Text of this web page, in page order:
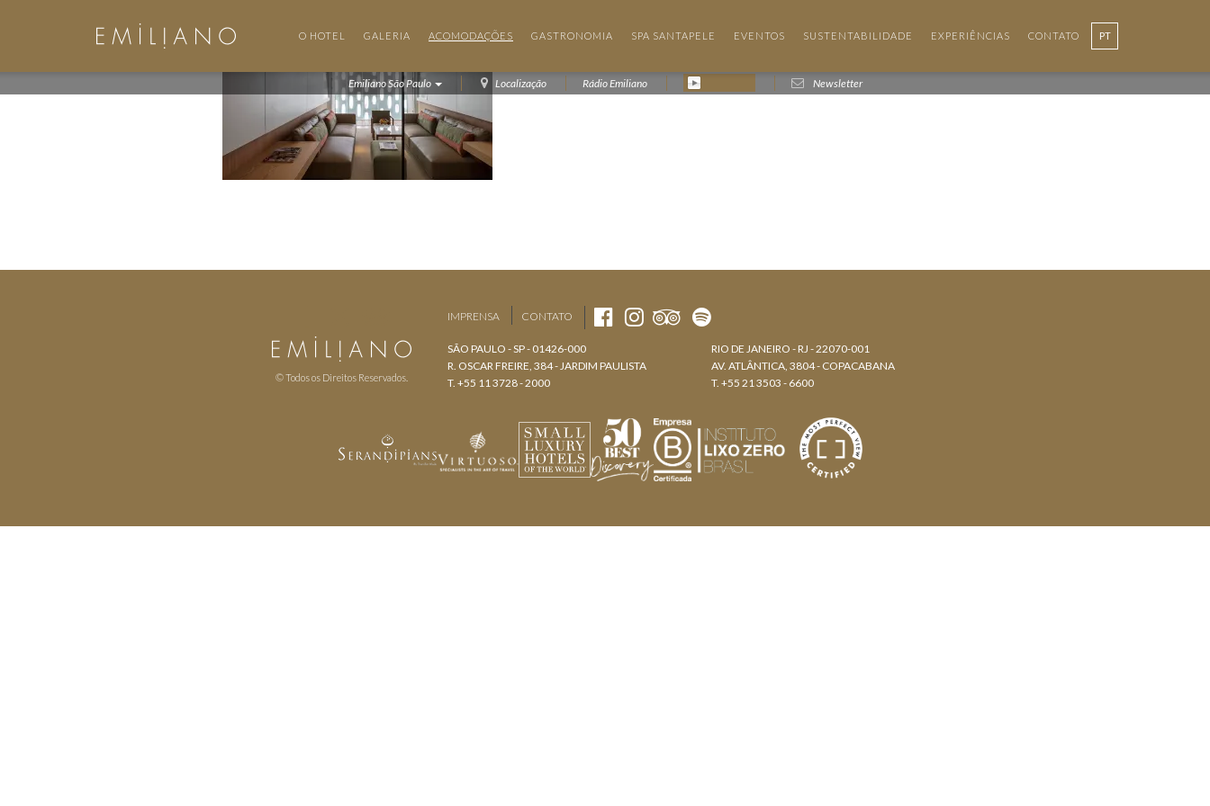
O HOTEL GALERIA ACOMODAÇÕES GASTRONOMIA SPA SANTAPELE EVENTOS SUSTENTABILIDADE EXPERIÊNCIAS CONTATO PT
Emiliano São Paulo Localização Rádio Emiliano Newsletter
© Todos os Direitos Reservados.
IMPRENSA CONTATO
SÃO PAULO - SP - 01426-000
R. OSCAR FREIRE, 384 - JARDIM PAULISTA
T. +55 11 3728 - 2000
RIO DE JANEIRO - RJ - 22070-001
AV. ATLÂNTICA, 3804 - COPACABANA
T. +55 21 3503 - 6600